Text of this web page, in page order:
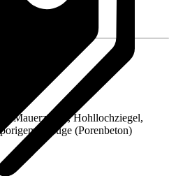
Mauerziegel, Hohllochziegel,
Gefüge (Porenbeton)